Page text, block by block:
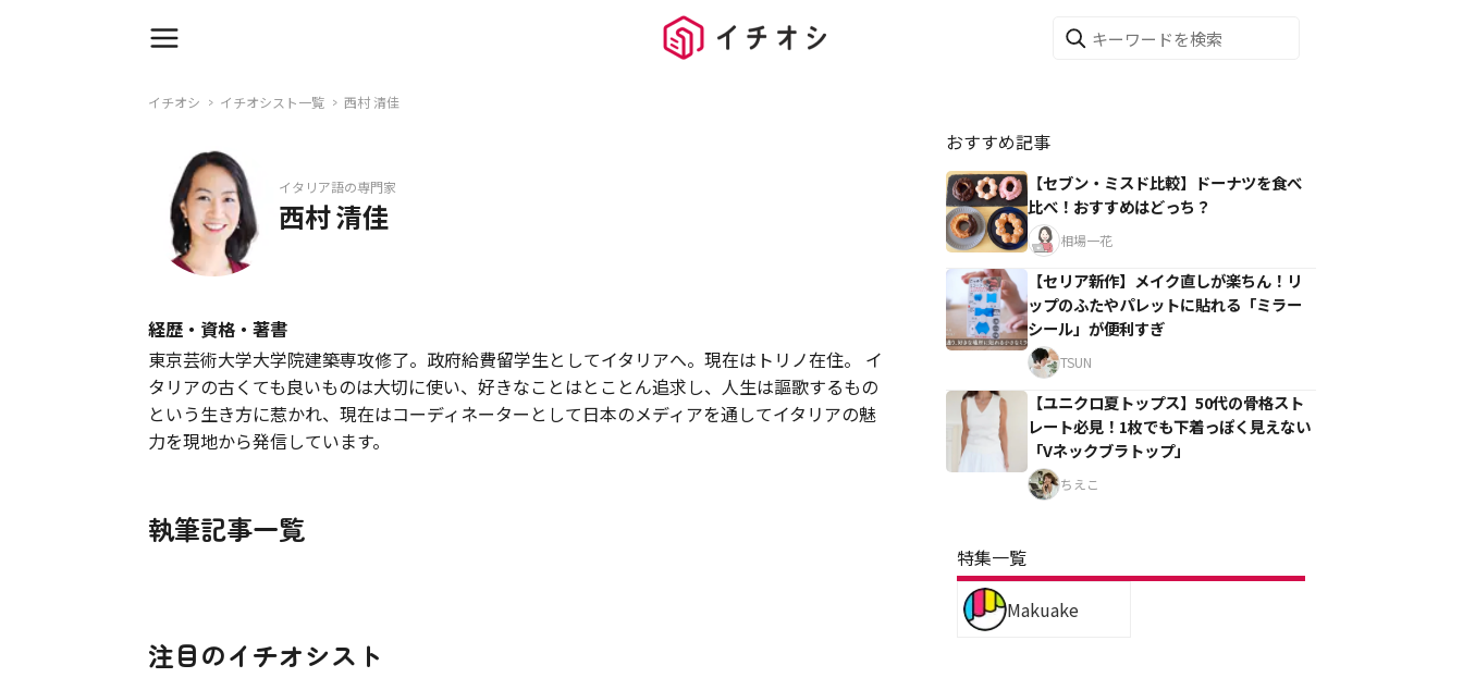
イチオシ イチオシスト一覧 西村 清佳
イタリア語の専門家
西村 清佳
経歴・資格・著書
東京芸術大学大学院建築専攻修了。政府給費留学生としてイタリアへ。現在はトリノ在住。 イ
タリアの古くても良いものは大切に使い、好きなことはとことん追求し、人生は謳歌するもの
という生き方に惹かれ、現在はコーディネーターとして日本のメディアを通してイタリアの魅
力を現地から発信しています。
執筆記事一覧
注目のイチオシスト
おすすめ記事
【セブン・ミスド比較】ドーナツを食べ
比べ！おすすめはどっち？
相場一花
【セリア新作】メイク直しが楽ちん！リ
ップのふたやパレットに貼れる「ミラー
シール」が便利すぎ
TSUN
【ユニクロ夏トップス】50代の骨格スト
レート必見！1枚でも下着っぽく見えない
「Vネックブラトップ」
ちえこ
特集一覧
Makuake